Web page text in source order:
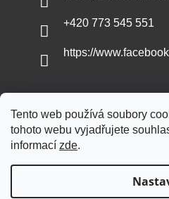
Tento web používá soubory
tohoto webu vyjadřujete
informací zde.
+420 773 545 551
https://
Copyright 2026BikeTunel.cz.